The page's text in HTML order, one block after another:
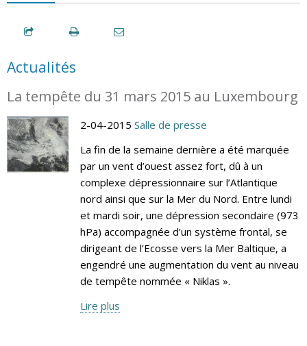
Actualités
La tempête du 31 mars 2015 au Luxembourg
2-04-2015 Salle de presse
La fin de la semaine dernière a été marquée
par un vent d’ouest assez fort, dû à un
complexe dépressionnaire sur l’Atlantique
nord ainsi que sur la Mer du Nord. Entre lundi
et mardi soir, une dépression secondaire (973
hPa) accompagnée d’un système frontal, se
dirigeant de l’Ecosse vers la Mer Baltique, a
engendré une augmentation du vent au niveau
de tempête nommée « Niklas ».
Lire plus